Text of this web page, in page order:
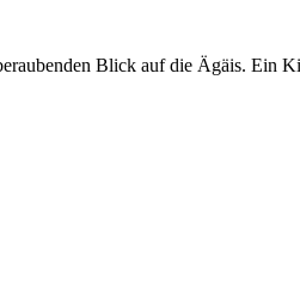
Blick auf die Ägäis. Ein